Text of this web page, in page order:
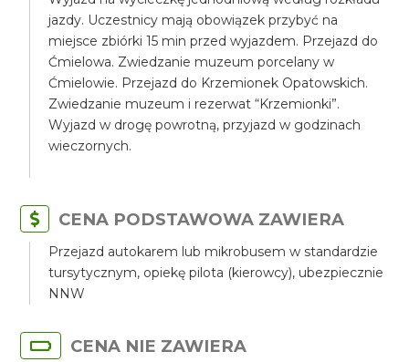
jazdy. Uczestnicy mają obowiązek przybyć na
miejsce zbiórki 15 min przed wyjazdem. Przejazd do
Ćmielowa. Zwiedzanie muzeum porcelany w
Ćmielowie. Przejazd do Krzemionek Opatowskich.
Zwiedzanie muzeum i rezerwat “Krzemionki”.
Wyjazd w drogę powrotną, przyjazd w godzinach
wieczornych.
CENA PODSTAWOWA ZAWIERA
Przejazd autokarem lub mikrobusem w standardzie
tursytycznym, opiekę pilota (kierowcy), ubezpiecznie
NNW
CENA NIE ZAWIERA